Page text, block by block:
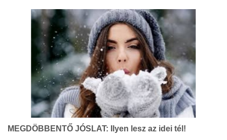
MEGDÖBBENTŐ JÓSLAT: Ilyen lesz az idei tél!